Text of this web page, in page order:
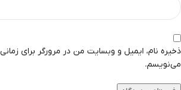
ذخیره نام، ایمیل و وبسایت من در مرورگر برای
می‌نویسم.